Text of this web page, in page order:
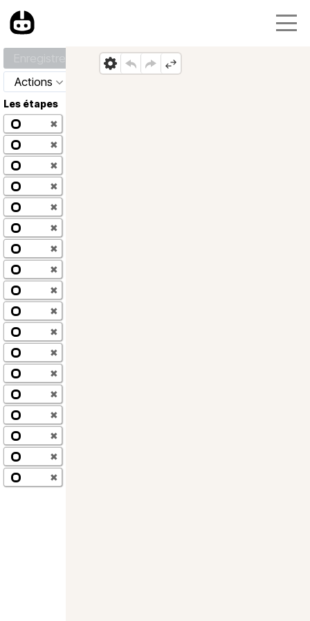
Actions
Les étapes
✖
✖
✖
✖
✖
✖
✖
✖
✖
✖
✖
✖
✖
✖
✖
✖
✖
✖